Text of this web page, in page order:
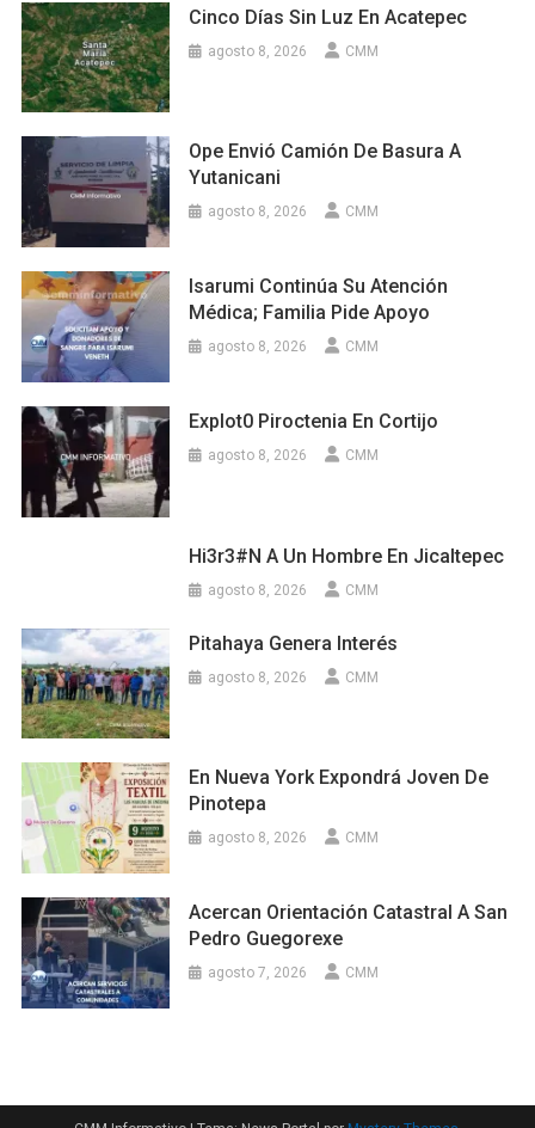
Cinco Días Sin Luz En Acatepec
agosto 8, 2026 CMM
Ope Envió Camión De Basura A
Yutanicani
agosto 8, 2026 CMM
Isarumi Continúa Su Atención
Médica; Familia Pide Apoyo
agosto 8, 2026 CMM
Explot0 Piroctenia En Cortijo
agosto 8, 2026 CMM
Hi3r3#n A Un Hombre En Jicaltepec
agosto 8, 2026 CMM
Pitahaya Genera Interés
agosto 8, 2026 CMM
En Nueva York Expondrá Joven De
Pinotepa
agosto 8, 2026 CMM
Acercan Orientación Catastral A San
Pedro Guegorexe
agosto 7, 2026 CMM